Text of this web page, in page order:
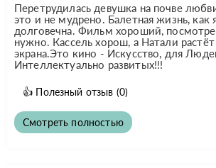
Перетрудилась девушка на почве
это и не мудрено. Балетная жизнь, как
долговечна. Фильм хороший,
нужно. Кассель хорош, а Натали растёт
экрана.Это кино - Искусство, для
Интеллектуально развитых!!!
👍 Полезный отзыв (0)
Смотреть полностью